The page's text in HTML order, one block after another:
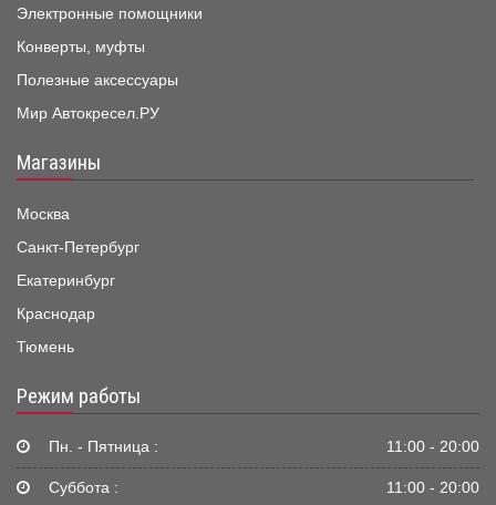
Электронные помощники
Конверты, муфты
Полезные аксессуары
Мир Автокресел.РУ
Магазины
Москва
Санкт-Петербург
Екатеринбург
Краснодар
Тюмень
Режим работы
Пн. - Пятница : 11:00 - 20:00
Суббота : 11:00 - 20:00